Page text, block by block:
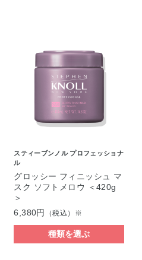
スティーブンノル プロフェッショナ
ル
グロッシー フィニッシュ マ
スク ソフトメロウ ＜420g
＞
6,380円
（税込）※
種類を選ぶ